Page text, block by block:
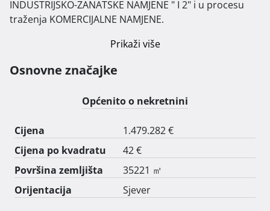
INDUSTRIJSKO-ZANATSKE NAMJENE " I 2" i u procesu
traženja KOMERCIJALNE NAMJENE.
Prikaži više
Osnovne značajke
Općenito o nekretnini
Cijena
1.479.282 €
Cijena po kvadratu
42 €
Površina zemljišta
35221 ㎡
Orijentacija
Sjever